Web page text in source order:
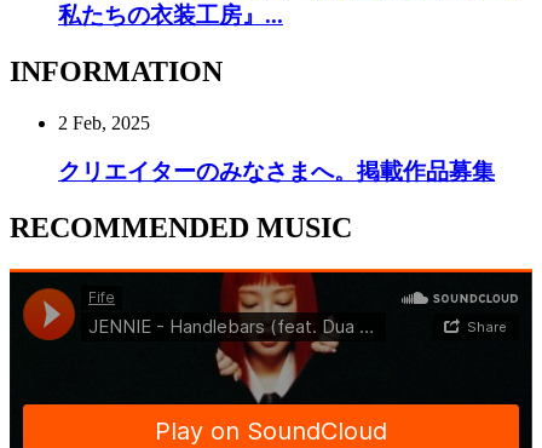
私たちの衣装工房』...
INFORMATION
2 Feb, 2025
クリエイターのみなさまへ。掲載作品募集
RECOMMENDED MUSIC